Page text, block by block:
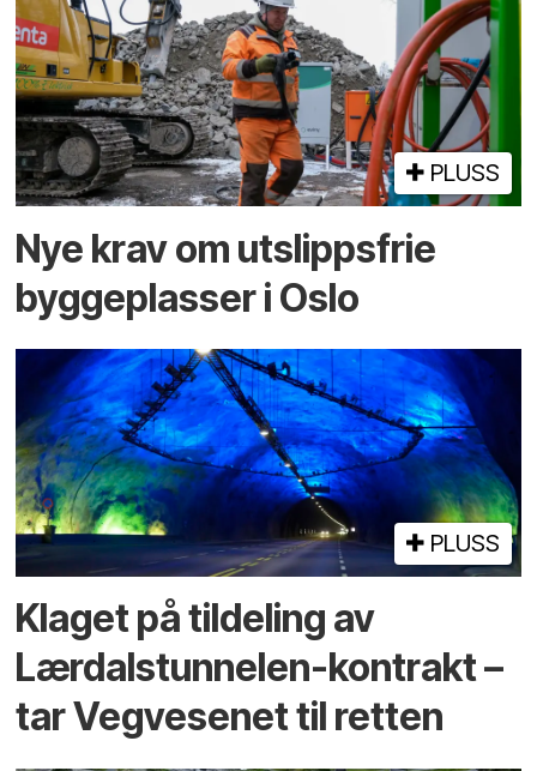
PLUSS
Nye krav om utslippsfrie
byggeplasser i Oslo
PLUSS
Klaget på tildeling av
Lærdalstunnelen-kontrakt –
tar Vegvesenet til retten